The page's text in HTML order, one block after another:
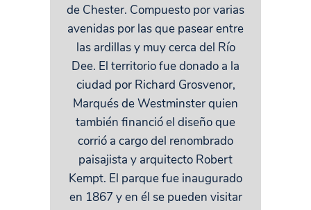
de Chester. Compuesto por varias
avenidas por las que pasear entre
las ardillas y muy cerca del Río
Dee. El territorio fue donado a la
ciudad por Richard Grosvenor,
Marqués de Westminster quien
también financió el diseño que
corrió a cargo del renombrado
paisajista y arquitecto Robert
Kempt. El parque fue inaugurado
en 1867 y en él se pueden visitar